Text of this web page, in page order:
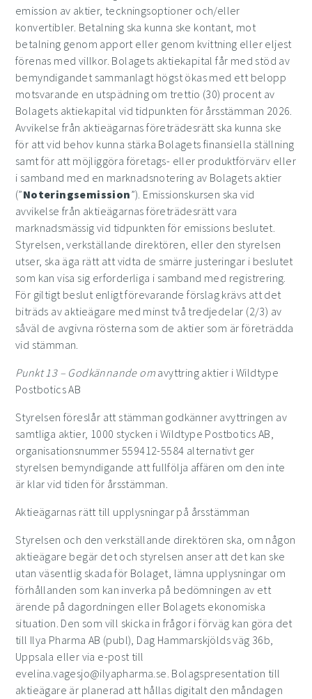
emission av aktier, teckningsoptioner och/eller
konvertibler. Betalning ska kunna ske kontant, mot
betalning genom apport eller genom kvittning eller eljest
förenas med villkor. Bolagets aktiekapital får med stöd av
bemyndigandet sammanlagt högst ökas med ett belopp
motsvarande en utspädning om trettio (30) procent av
Bolagets aktiekapital vid tidpunkten för årsstämman 2026.
Avvikelse från aktieägarnas företrädesrätt ska kunna ske
för att vid behov kunna stärka Bolagets finansiella ställning
samt för att möjliggöra företags- eller produktförvärv eller
i samband med en marknadsnotering av Bolagets aktier
(”Noteringsemission”). Emissionskursen ska vid
avvikelse från aktieägarnas företrädesrätt vara
marknadsmässig vid tidpunkten för emissions beslutet.
Styrelsen, verkställande direktören, eller den styrelsen
utser, ska äga rätt att vidta de smärre justeringar i beslutet
som kan visa sig erforderliga i samband med registrering.
För giltigt beslut enligt förevarande förslag krävs att det
biträds av aktieägare med minst två tredjedelar (2/3) av
såväl de avgivna rösterna som de aktier som är företrädda
vid stämman.
Punkt 13 – Godkännande om avyttring aktier i Wildtype
Postbotics AB
Styrelsen föreslår att stämman godkänner avyttringen av
samtliga aktier, 1000 stycken i Wildtype Postbotics AB,
organisationsnummer 559412-5584 alternativt ger
styrelsen bemyndigande att fullfölja affären om den inte
är klar vid tiden för årsstämman.
Aktieägarnas rätt till upplysningar på årsstämman
Styrelsen och den verkställande direktören ska, om någon
aktieägare begär det och styrelsen anser att det kan ske
utan väsentlig skada för Bolaget, lämna upplysningar om
förhållanden som kan inverka på bedömningen av ett
ärende på dagordningen eller Bolagets ekonomiska
situation. Den som vill skicka in frågor i förväg kan göra det
till Ilya Pharma AB (publ), Dag Hammarskjölds väg 36b,
Uppsala eller via e-post till
evelina.vagesjo@ilyapharma.se. Bolagspresentation till
aktieägare är planerad att hållas digitalt den måndagen